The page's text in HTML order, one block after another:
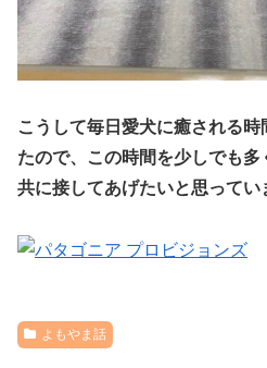
こうして毎日愛犬に癒される
たので、この時間を少しでも
共に接してあげたいと思ってい
よもやま話